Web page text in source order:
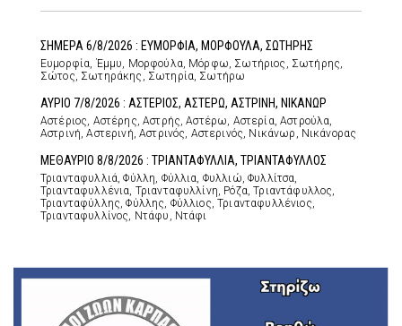
ΣΗΜΕΡΑ 6/8/2026 : ΕΥΜΟΡΦΙΑ, ΜΟΡΦΟΥΛΑ, ΣΩΤΗΡΗΣ
Ευμορφία, Έμμυ, Μορφούλα, Μόρφω, Σωτήριος, Σωτήρης,
Σώτος, Σωτηράκης, Σωτηρία, Σωτήρω
ΑΥΡΙΟ 7/8/2026 : ΑΣΤΕΡΙΟΣ, ΑΣΤΕΡΩ, ΑΣΤΡΙΝΗ, ΝΙΚΑΝΩΡ
Αστέριος, Αστέρης, Αστρής, Αστέρω, Αστερία, Αστρούλα,
Αστρινή, Αστερινή, Αστρινός, Αστερινός, Νικάνωρ, Νικάνορας
ΜΕΘΑΥΡΙΟ 8/8/2026 : ΤΡΙΑΝΤΑΦΥΛΛΙΑ, ΤΡΙΑΝΤΑΦΥΛΛΟΣ
Τριανταφυλλιά, Φύλλη, Φύλλια, Φυλλιώ, Φυλλίτσα,
Τριανταφυλλένια, Τριανταφυλλίνη, Ρόζα, Τριαντάφυλλος,
Τριανταφύλλης, Φύλλης, Φύλλιος, Τριανταφυλλένιος,
Τριανταφυλλίνος, Ντάφυ, Ντάφι